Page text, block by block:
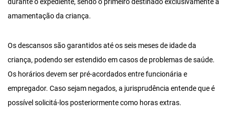
durante o expediente, sendo o primeiro destinado exclusivamente à
amamentação da criança.
Os descansos são garantidos até os seis meses de idade da
criança, podendo ser estendido em casos de problemas de saúde.
Os horários devem ser pré-acordados entre funcionária e
empregador. Caso sejam negados, a jurisprudência entende que é
possível solicitá-los posteriormente como horas extras.